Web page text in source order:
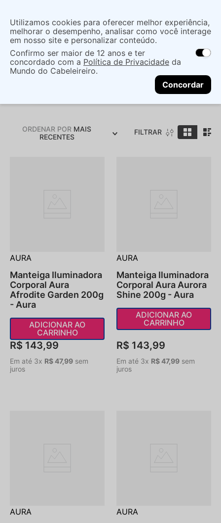
localização
As ofertas e opções de entrega variam de
acordo com a região.Não sei meu CEP
CONTINUAR
O que você procura?
ORDENAR POR MAIS
RECENTES
FILTRAR
AURA
Manteiga Iluminadora
Corporal Aura
Afrodite Garden 200g
- Aura
ADICIONAR AO
CARRINHO
R$ 143,99
Em até 3x R$47,99 sem
juros
AURA
Manteiga Iluminadora
Corporal Aura Aurora
Shine 200g - Aura
ADICIONAR AO
CARRINHO
R$ 143,99
Em até 3x R$47,99 sem
juros
AURA AURA
Utilizamos cookies para oferecer melhor experiência,
melhorar o desempenho, analisar como você interage
em nosso site e personalizar conteúdo.
Confirmo ser maior de 12 anos e ter
concordado com a Política de Privacidade da
Mundo do Cabeleireiro.
Concordar